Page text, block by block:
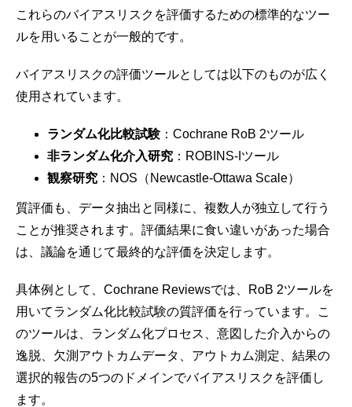
これらのバイアスリスクを評価するための標準的なツー
ルを用いることが一般的です。
バイアスリスクの評価ツールとしては以下のものが広く
使用されています。
ランダム化比較試験：Cochrane RoB 2ツール
非ランダム化介入研究 ：ROBINS-Iツール
観察研究 ：NOS（Newcastle-Ottawa Scale）
質評価も、データ抽出と同様に、複数人が独立して行う
ことが推奨されます。評価結果に食い違いがあった場合
は、議論を通じて最終的な評価を決定します。
具体例として、Cochrane Reviewsでは、RoB 2ツールを
用いてランダム化比較試験の質評価を行っています。こ
のツールは、ランダム化プロセス、意図した介入からの
逸脱、欠測アウトカムデータ、アウトカム測定、結果の
選択的報告の5つのドメインでバイアスリスクを評価し
ます。